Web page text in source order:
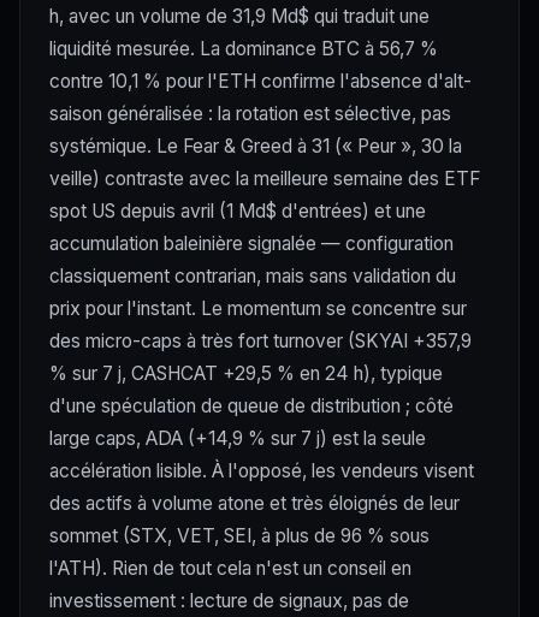
h, avec un volume de 31,9 Md$ qui traduit une
liquidité mesurée. La dominance BTC à 56,7 %
contre 10,1 % pour l'ETH confirme l'absence d'alt-
saison généralisée : la rotation est sélective, pas
systémique. Le Fear & Greed à 31 (« Peur », 30 la
veille) contraste avec la meilleure semaine des ETF
spot US depuis avril (1 Md$ d'entrées) et une
accumulation baleinière signalée — configuration
classiquement contrarian, mais sans validation du
prix pour l'instant. Le momentum se concentre sur
des micro-caps à très fort turnover (SKYAI +357,9
% sur 7 j, CASHCAT +29,5 % en 24 h), typique
d'une spéculation de queue de distribution ; côté
large caps, ADA (+14,9 % sur 7 j) est la seule
accélération lisible. À l'opposé, les vendeurs visent
des actifs à volume atone et très éloignés de leur
sommet (STX, VET, SEI, à plus de 96 % sous
l'ATH). Rien de tout cela n'est un conseil en
investissement : lecture de signaux, pas de